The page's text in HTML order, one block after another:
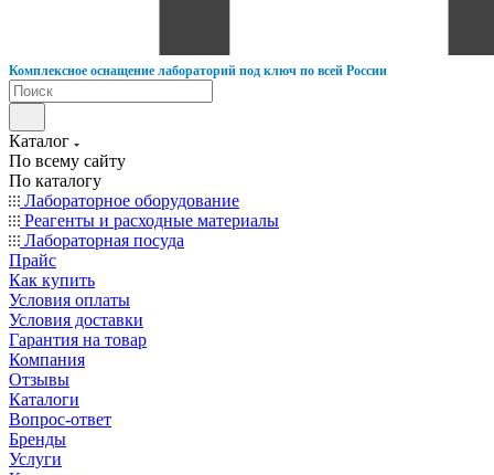
Комплексное оснащение лабораторий под ключ по всей России
Каталог
По всему сайту
По каталогу
Лабораторное оборудование
Реагенты и расходные материалы
Лабораторная посуда
Прайс
Как купить
Условия оплаты
Условия доставки
Гарантия на товар
Компания
Отзывы
Каталоги
Вопрос-ответ
Бренды
Услуги